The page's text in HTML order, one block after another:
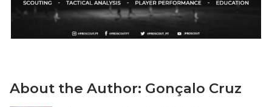
About the Author: Gonçalo Cruz